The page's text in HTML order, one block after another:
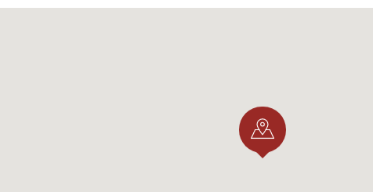
ottagonale della Chiesa di San Giacomo e la Chiesa di S. Maria